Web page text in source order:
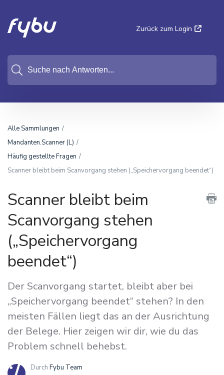
Zurück zum Login
Alle Sammlungen
Mandanten.Scanner (L)
Häufig gestellte Fragen
Scanner bleibt beim Scanvorgang stehen („Speichervorgang beendet“)
Scanner bleibt beim
Scanvorgang stehen
(„Speichervorgang
beendet“)
Der Scanvorgang startet, bleibt aber bei
„Speichervorgang beendet“ stehen? In den
meisten Fällen liegt das an der Ausrichtung
der Belege. Hier zeigen wir dir, wie du das
Problem schnell behebst.
Durch Fybu Team